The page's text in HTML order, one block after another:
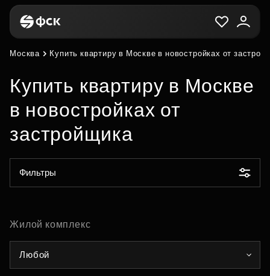
Москва Купить квартиру в Москве в новостройках от
Купить квартиру в Москве
в новостройках от
застройщика
Фильтры
Жилой комплекс
Любой